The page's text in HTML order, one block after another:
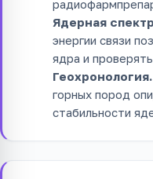
Ядерная
энергии связи
ядра и
Геохронология.
горных пород
стабильности